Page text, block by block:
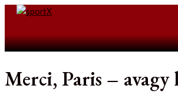
Skip
Merci, Paris – avagy